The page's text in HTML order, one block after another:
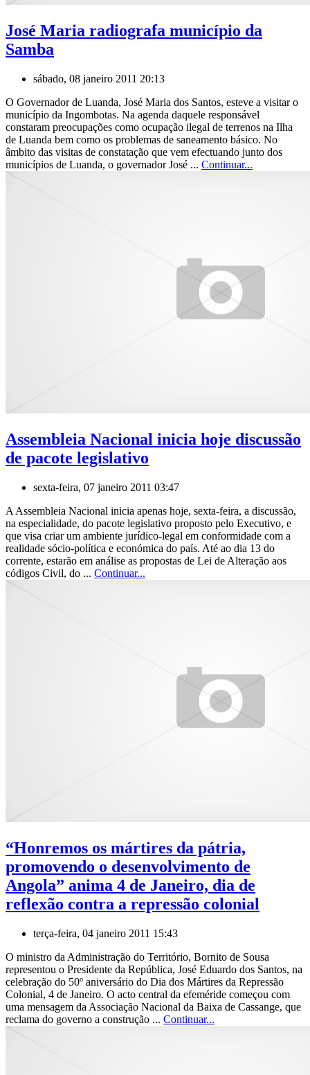
José Maria radiografa município da
Samba
sábado, 08 janeiro 2011 20:13
O Governador de Luanda, José Maria dos Santos, esteve a visitar o
município da Ingombotas. Na agenda daquele responsável
constaram preocupações como ocupação ilegal de terrenos na Ilha
de Luanda bem como os problemas de saneamento básico. No
âmbito das visitas de constatação que vem efectuando junto dos
municípios de Luanda, o governador José ... Continuar...
Assembleia Nacional inicia hoje discussão
de pacote legislativo
sexta-feira, 07 janeiro 2011 03:47
A Assembleia Nacional inicia apenas hoje, sexta-feira, a discussão,
na especialidade, do pacote legislativo proposto pelo Executivo, e
que visa criar um ambiente jurídico-legal em conformidade com a
realidade sócio-política e económica do país. Até ao dia 13 do
corrente, estarão em análise as propostas de Lei de Alteração aos
códigos Civil, do ... Continuar...
“Honremos os mártires da pátria,
promovendo o desenvolvimento de
Angola” anima 4 de Janeiro, dia de
reflexão contra a repressão colonial
terça-feira, 04 janeiro 2011 15:43
O ministro da Administração do Território, Bornito de Sousa
representou o Presidente da República, José Eduardo dos Santos, na
celebração do 50º aniversário do Dia dos Mártires da Repressão
Colonial, 4 de Janeiro. O acto central da efeméride começou com
uma mensagem da Associação Nacional da Baixa de Cassange, que
reclama do governo a construção ... Continuar...